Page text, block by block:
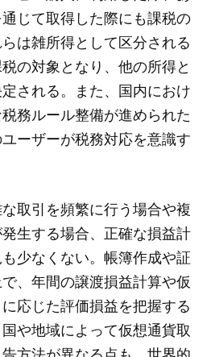
じて取得した際にも課税の
は雑所得として区分される
の対象となり、他の所得と
される。また、国内におけ
務ルール整備が進められた
ーザーが税務対応を意識す
取引を頻繁に行う場合や複
生する場合、正確な損益計
少なくない。帳簿作成や証
、年間の譲渡損益計算や仮
応じた評価損益を把握する
や地域によって仮想通貨取